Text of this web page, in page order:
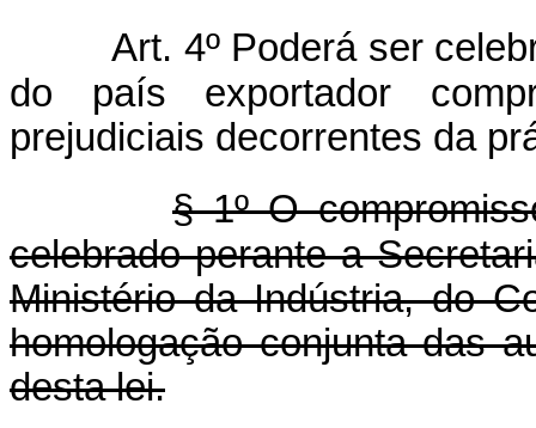
Art. 4º Poderá ser
do país exportador
prejudiciais decorrentes da
§ 1º O
celebrado perante a
Ministério da Indústria, do
homologação conjunta das
desta lei.